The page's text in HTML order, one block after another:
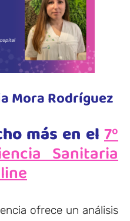
Mora Rodríguez
más en el 7º
Sanitaria
ofrece un análisis